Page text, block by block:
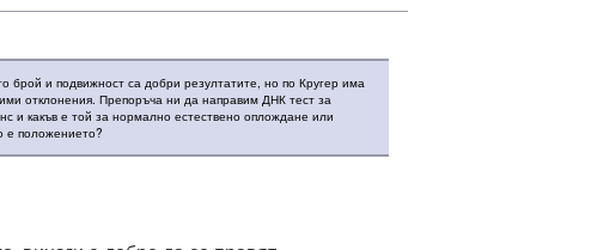
брой и подвижност са добри резултатите, но по Кругер има
отклонения. Препоръча ни да направим ДНК тест за
какъв е той за нормално естествено оплождане или
е положението?